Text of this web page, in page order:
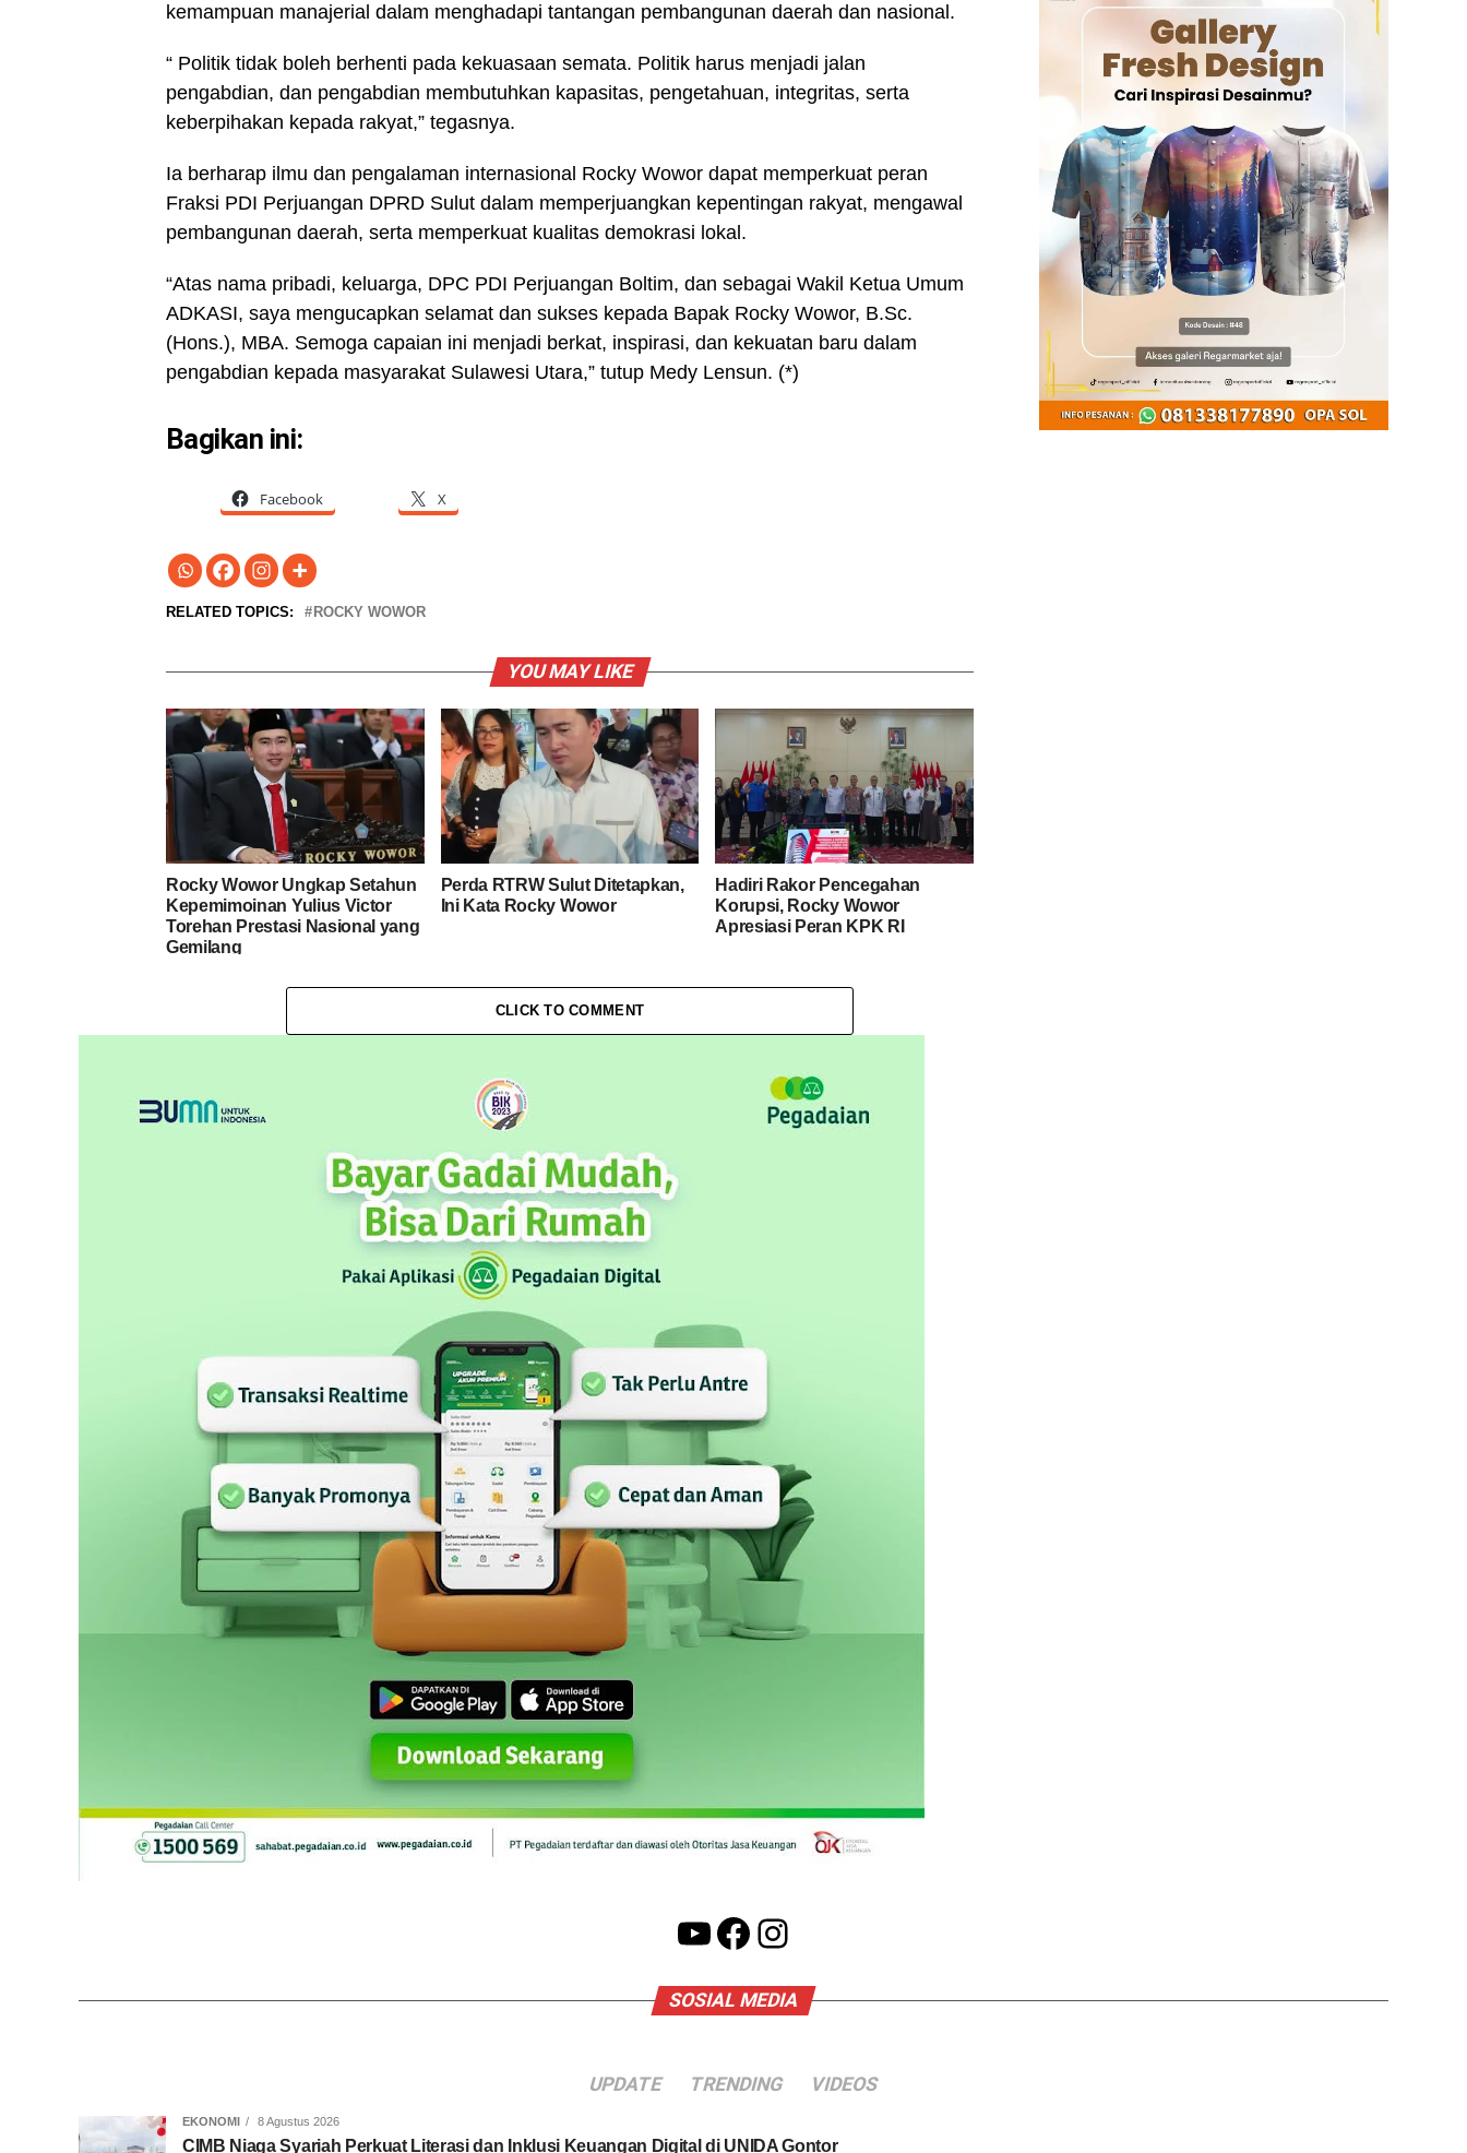
kemampuan manajerial dalam menghadapi tantangan pembangunan daerah dan nasional.
“ Politik tidak boleh berhenti pada kekuasaan semata. Politik harus menjadi jalan
pengabdian, dan pengabdian membutuhkan kapasitas, pengetahuan, integritas, serta
keberpihakan kepada rakyat,” tegasnya.
Ia berharap ilmu dan pengalaman internasional Rocky Wowor dapat memperkuat peran
Fraksi PDI Perjuangan DPRD Sulut dalam memperjuangkan kepentingan rakyat, mengawal
pembangunan daerah, serta memperkuat kualitas demokrasi lokal.
“Atas nama pribadi, keluarga, DPC PDI Perjuangan Boltim, dan sebagai Wakil Ketua Umum
ADKASI, saya mengucapkan selamat dan sukses kepada Bapak Rocky Wowor, B.Sc.
(Hons.), MBA. Semoga capaian ini menjadi berkat, inspirasi, dan kekuatan baru dalam
pengabdian kepada masyarakat Sulawesi Utara,” tutup Medy Lensun. (*)
Bagikan ini:
Facebook X
RELATED TOPICS: ROCKY WOWOR
YOU MAY LIKE
Rocky Wowor Ungkap Setahun
Kepemimoinan Yulius Victor
Torehan Prestasi Nasional yang
Gemilang
Perda RTRW Sulut Ditetapkan,
Ini Kata Rocky Wowor
Hadiri Rakor Pencegahan
Korupsi, Rocky Wowor
Apresiasi Peran KPK RI
CLICK TO COMMENT
YouTube
Facebook
Instagram
SOSIAL MEDIA
UPDATE TRENDING VIDEOS
EKONOMI 8 Agustus 2026
CIMB Niaga Syariah Perkuat Literasi dan Inklusi Keuangan Digital di UNIDA Gontor